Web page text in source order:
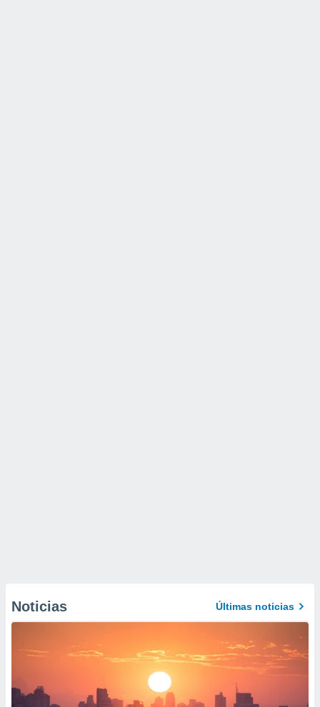
Noticias Últimas noticias